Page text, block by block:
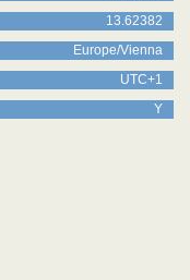
13.62382
Europe/Vienna
UTC+1
Y